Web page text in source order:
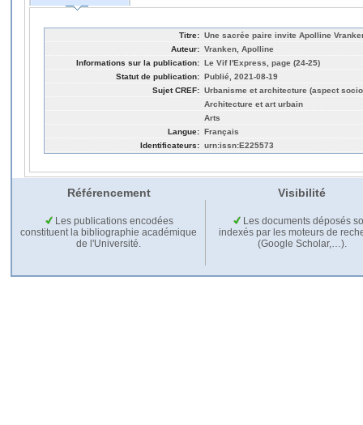
Titre: Une sacrée paire invite Apolline
Auteur: Vranken, Apolline
Informations sur la publication: Le Vif l'Express, page (24-25)
Statut de publication: Publié, 2021-08-19
Sujet CREF: Urbanisme et architecture (aspect
Architecture et art urbain
Arts
Langue: Français
Identificateurs: urn:issn:E225573
Référencement Visibilité
Les publications encodées
constituent la bibliographie académique
de l'Université.
Les documents déposés
indexés par les moteurs de
(Google Scholar,…).